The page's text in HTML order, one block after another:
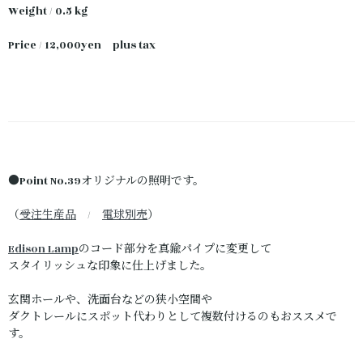
Weight / 0.5 kg
Price / 12,000yen plus tax
●Point No.39オリジナルの照明です。
（受注生産品 / 電球別売）
Edison Lampのコード部分を真鍮パイプに変更して
スタイリッシュな印象に仕上げました。
玄関ホールや、洗面台などの狭小空間や
ダクトレールにスポット代わりとして複数付けるのもおススメで
す。